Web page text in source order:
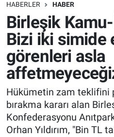
HABERLER HABER
Birleşik Kamu-
Bizi iki simide
görenleri asla
Hükümetin zam teklifini
bırakma kararı alan
Konfederasyonu
Orhan Yıldırım, "Bin TL
Bilim turu
Bilim ve Teknoloji
Doğa Konuşuyor
Dünya
Ege Saati
Ege'den Esintiler
Dünya
Teknoloji
Sağlık
Spor
Yayın Akışı
İletişim
Trafik Durumu
Süper Lig Puan
Tüm Manşetler
Son Dakika Haberleri
Haber Arşivi